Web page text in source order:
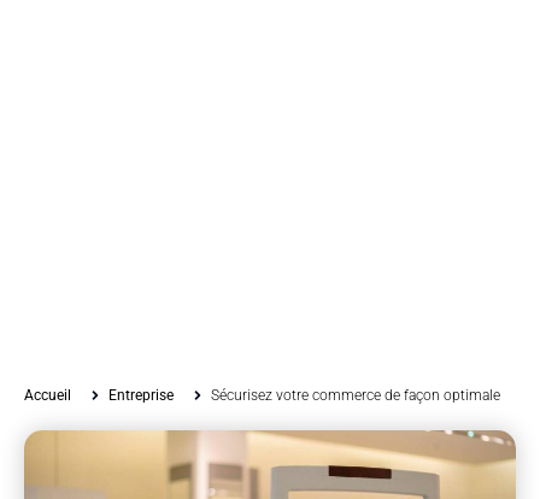
Accueil Entreprise Sécurisez votre commerce de façon optimale